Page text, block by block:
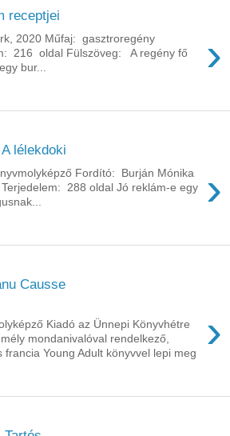
​receptjei
›
2020 Műfaj: gasztroregény
216 oldal Fülszöveg: A ​regény fő
bur...
lélekdoki
›
Fordító: Burján Mónika
288 oldal Jó reklám-e egy
Causse
›
Kiadó az Ünnepi Könyvhétre
mondanivalóval rendelkező,
francia Young Adult könyvvel lepi meg